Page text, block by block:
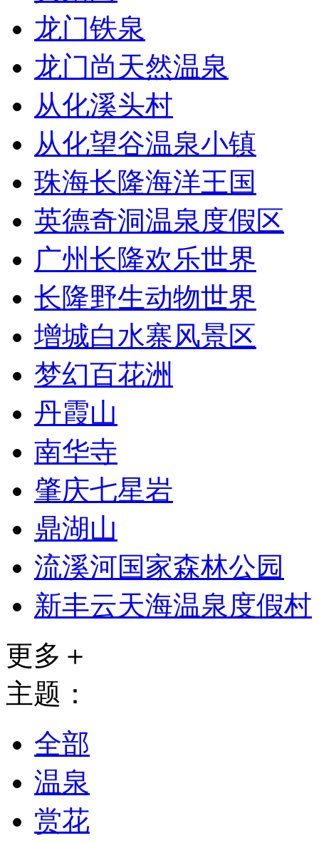
龙门铁泉
龙门尚天然温泉
从化溪头村
从化望谷温泉小镇
珠海长隆海洋王国
英德奇洞温泉度假区
广州长隆欢乐世界
长隆野生动物世界
增城白水寨风景区
梦幻百花洲
丹霞山
南华寺
肇庆七星岩
鼎湖山
流溪河国家森林公园
新丰云天海温泉度假村
更多＋
主题：
全部
温泉
赏花